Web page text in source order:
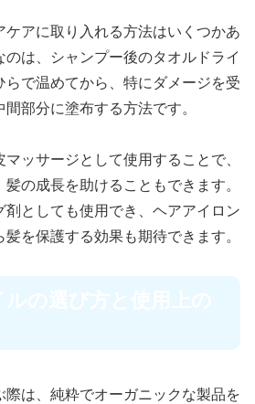
ケアに取り入れる方法はいくつかあ
のは、シャンプー後のタオルドライ
らで温めてから、特にダメージを受
部分に塗布する方法です。
ッサージとして使用することで、
の成長を助けることもできます。
剤としても使用でき、ヘアアイロン
を保護する効果も期待できます。
際は、純粋でオーガニックな製品を